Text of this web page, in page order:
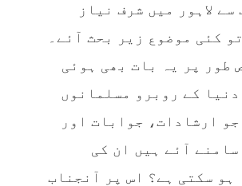
سے لاہور میں شرف نیاز
کئی موضوع زیر بحث آئے۔
طور پر یہ بات بھی ہوئی
کے روبرو مسلمانوں
ارشادات، جوابات اور
سامنے آئے ہیں ان کی
ہو سکتی ہے؟ اس پر آنجناب